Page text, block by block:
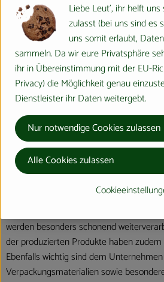
Naturata AG
D 71672 Marbach
Die NATURATA AG – „Wir leben Bio
Als führender Anbieter von
Lebensmitteln zeichnet sich die
Qualität, Nachhaltigkeit und
Marke macht dabei den extra Schritt,
Standard Bio zu garantieren. Die rund
werden besonders schonend
der produzierten Produkte haben
Ebenfalls wichtig sind dem
Verpackungsmaterialien sowie
Liebe Leut', ihr helft
zulasst (bei uns sind es
uns somit erlaubt,
sammeln. Da wir eure Privatsphäre
ihr in Übereinstimmung mit der EU-
Privacy) die Möglichkeit genau
Dienstleister ihr Daten weitergebt.
Nur notwendige Cookies zulassen
Alle Cookies zulassen